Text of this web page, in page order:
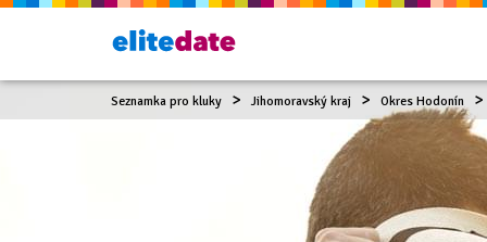
Seznamka pro kluky Jihomoravský kraj Okres Hodonín